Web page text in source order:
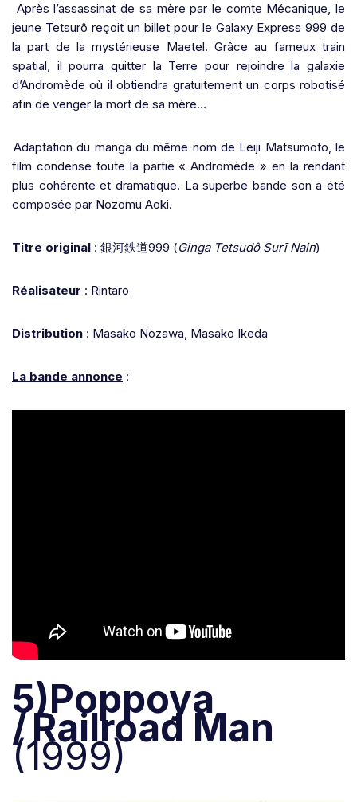
Après l’assassinat de sa mère par le comte Mécanique, le
jeune Tetsurô reçoit un billet pour le Galaxy Express 999 de
la part de la mystérieuse Maetel. Grâce au fameux train
spatial, il pourra quitter la Terre pour rejoindre la galaxie
d’Andromède où il obtiendra gratuitement un corps robotisé
afin de venger la mort de sa mère…
Adaptation du manga du même nom de Leiji Matsumoto, le
film condense toute la partie « Andromède » en la rendant
plus cohérente et dramatique. La superbe bande son a été
composée par Nozomu Aoki.
Titre original : 銀河鉄道999 (Ginga Tetsudô Surī Nain)
Réalisateur : Rintaro
Distribution : Masako Nozawa, Masako Ikeda
La bande annonce :
5)Poppoya
/ Railroad Man
(1999)